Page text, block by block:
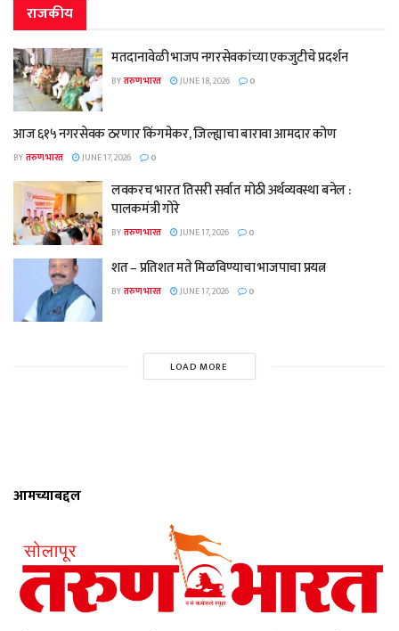
राजकीय
मतदानावेळी भाजप नगरसेवकांच्या एकजुटीचे प्रदर्शन
BYतरुण भारत JUNE 18, 2026 0
आज ६१५ नगरसेवक ठरणार किंगमेकर, जिल्ह्याचा बारावा आमदार कोण
BYतरुण भारत JUNE 17, 2026 0
लवकरच भारत तिसरी सर्वात मोठी अर्थव्यवस्था बनेल :
पालकमंत्री गोरे
BYतरुण भारत JUNE 17, 2026 0
शत – प्रतिशत मते मिळविण्याचा भाजपाचा प्रयत्न
BYतरुण भारत JUNE 17, 2026 0
LOAD MORE
आमच्याबद्दल